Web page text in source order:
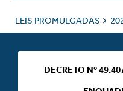
LEIS PROMULGADAS
DECRETO Nº